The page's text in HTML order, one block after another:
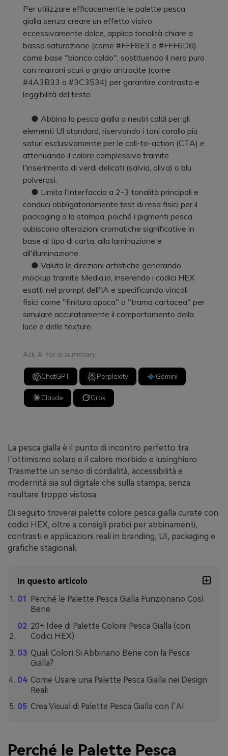
Per utilizzare efficacemente le palette pesca
gialla senza creare un effetto visivo
eccessivamente dolce, applica tonalità chiare a
bassa saturazione (come #FFF8E3 o #FFF6D6)
come base "bianco caldo", sostituendo il nero puro
con marroni scuri o grigio antracite (come
#4A3B33 o #3C3534) per garantire contrasto e
leggibilità del testo.
● Abbina la pesca gialla a neutri caldi per gli
elementi UI standard, riservando i toni corallo più
saturi esclusivamente per le call-to-action (CTA) e
attenuando il calore complessivo tramite
l'inserimento di verdi delicati (salvia, oliva) o blu
polverosi.
● Limita l'interfaccia a 2-3 tonalità principali e
conduci obbligatoriamente test di resa fisici per il
packaging o la stampa, poiché i pigmenti pesca
subiscono alterazioni cromatiche significative in
base al tipo di carta, alla laminazione e
all'illuminazione.
● Valuta le direzioni artistiche generando
mockup tramite Media.io, inserendo i codici HEX
esatti nel prompt dell'IA e specificando vincoli
fisici come "finitura opaca" o "trama cartacea" per
simulare accuratamente il comportamento della
luce e delle texture.
Ask AI for a summary
ChatGPT Perplexity Gemini
Claude Grok
La pesca gialla è il punto di incontro perfetto tra
l’ottimismo solare e il calore morbido e lusinghiero.
Trasmette un senso di cordialità, accessibilità e
modernità sia sul digitale che sulla stampa, senza
risultare troppo vistosa.
Di seguito troverai palette colore pesca gialla curate con
codici HEX, oltre a consigli pratici per abbinamenti,
contrasti e applicazioni reali in branding, UI, packaging e
grafiche stagionali.
In questo articolo
Perché le Palette Pesca Gialla Funzionano Così
Bene
20+ Idee di Palette Colore Pesca Gialla (con
Codici HEX)
Quali Colori Si Abbinano Bene con la Pesca
Gialla?
Come Usare una Palette Pesca Gialla nei Design
Reali
Crea Visual di Palette Pesca Gialla con l’AI
Perché le Palette Pesca